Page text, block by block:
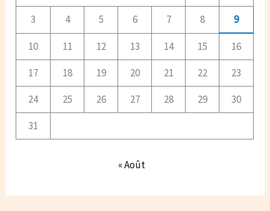
3
4 5 6 7 8 9
10 11 12 13 14 15
16
17
18 19 20 21 22
23
24
25 26 27 28 29
30
31
« Août